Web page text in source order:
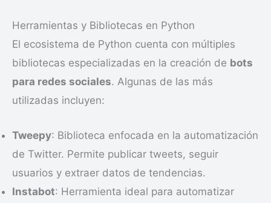
Herramientas y Bibliotecas en Python
El ecosistema de Python cuenta con múltiples
bibliotecas especializadas en la creación de bots
para redes sociales. Algunas de las más
utilizadas incluyen:
Tweepy: Biblioteca enfocada en la automatización
de Twitter. Permite publicar tweets, seguir
usuarios y extraer datos de tendencias.
Instabot: Herramienta ideal para automatizar